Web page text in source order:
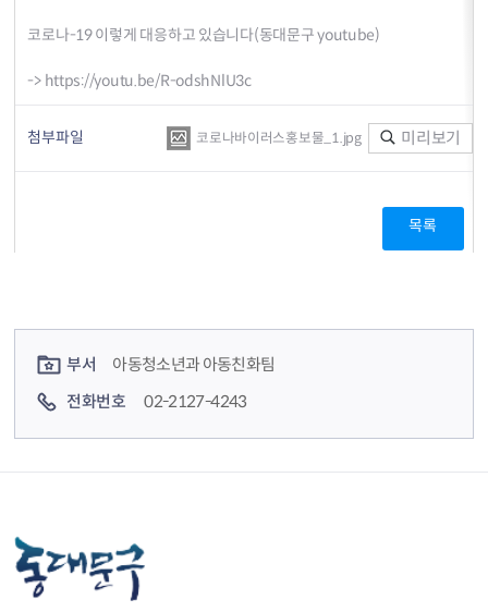
코로나-19 이렇게 대응하고 있습니다(동대문구 youtube)
-> https://youtu.be/R-odshNlU3c
첨부파일 코로나바이러스홍보물_1.jpg 미리보기
목록
부서
아동청소년과 아동친화팀
전화번호
02-2127-4243